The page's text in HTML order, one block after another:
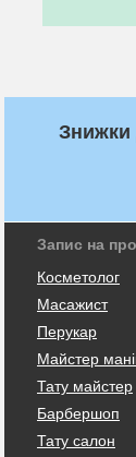
Знижки
Запис на
Косметолог
Масажист
Перукар
Майстер
Тату майстер
Барбершоп
Тату салон